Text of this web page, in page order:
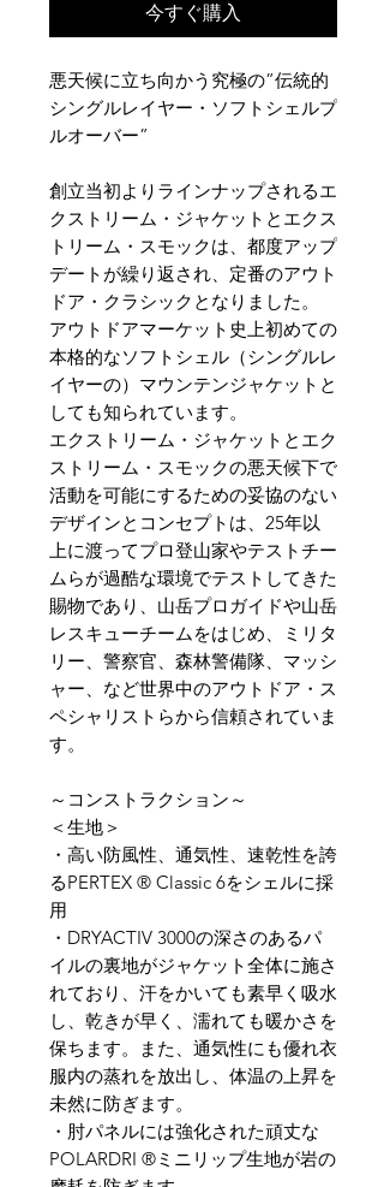
今すぐ購入
悪天候に立ち向かう究極の”伝統的
シングルレイヤー・ソフトシェルプ
ルオーバー”
創立当初よりラインナップされるエ
クストリーム・ジャケットとエクス
トリーム・スモックは、都度アップ
デートが繰り返され、定番のアウト
ドア・クラシックとなりました。
アウトドアマーケット史上初めての
本格的なソフトシェル（シングルレ
イヤーの）マウンテンジャケットと
しても知られています。
エクストリーム・ジャケットとエク
ストリーム・スモックの悪天候下で
活動を可能にするための妥協のない
デザインとコンセプトは、25年以
上に渡ってプロ登山家やテストチー
ムらが過酷な環境でテストしてきた
賜物であり、山岳プロガイドや山岳
レスキューチームをはじめ、ミリタ
リー、警察官、森林警備隊、マッシ
ャー、など世界中のアウトドア・ス
ペシャリストらから信頼されていま
す。
～コンストラクション～
＜生地＞
・高い防風性、通気性、速乾性を誇
るPERTEX ® Classic 6をシェルに採
用
・DRYACTIV 3000の深さのあるパ
イルの裏地がジャケット全体に施さ
れており、汗をかいても素早く吸水
し、乾きが早く、濡れても暖かさを
保ちます。また、通気性にも優れ衣
服内の蒸れを放出し、体温の上昇を
未然に防ぎます。
・肘パネルには強化された頑丈な
POLARDRI ®ミニリップ生地が岩の